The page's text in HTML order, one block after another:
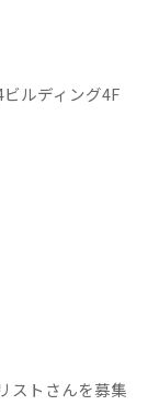
ルディング4F
ストさんを募集